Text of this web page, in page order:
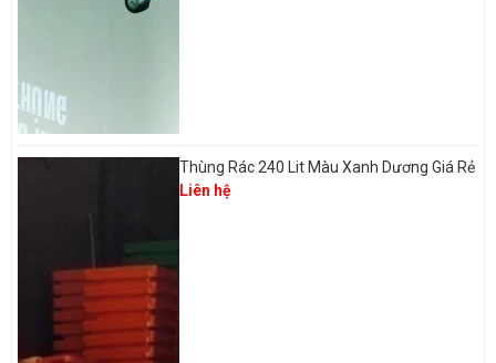
Thùng Rác 240 Lit Màu Xanh Dương Giá Rẻ
Liên hệ